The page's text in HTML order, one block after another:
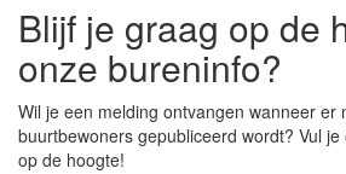
Blijf je graag op de
onze bureninfo?
Wil je een melding ontvangen wanneer er
buurtbewoners gepubliceerd wordt? Vul
op de hoogte!